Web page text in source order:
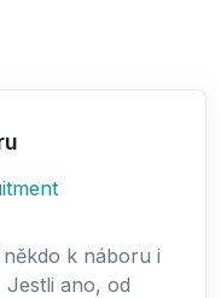
k náboru i
Jestli ano, od